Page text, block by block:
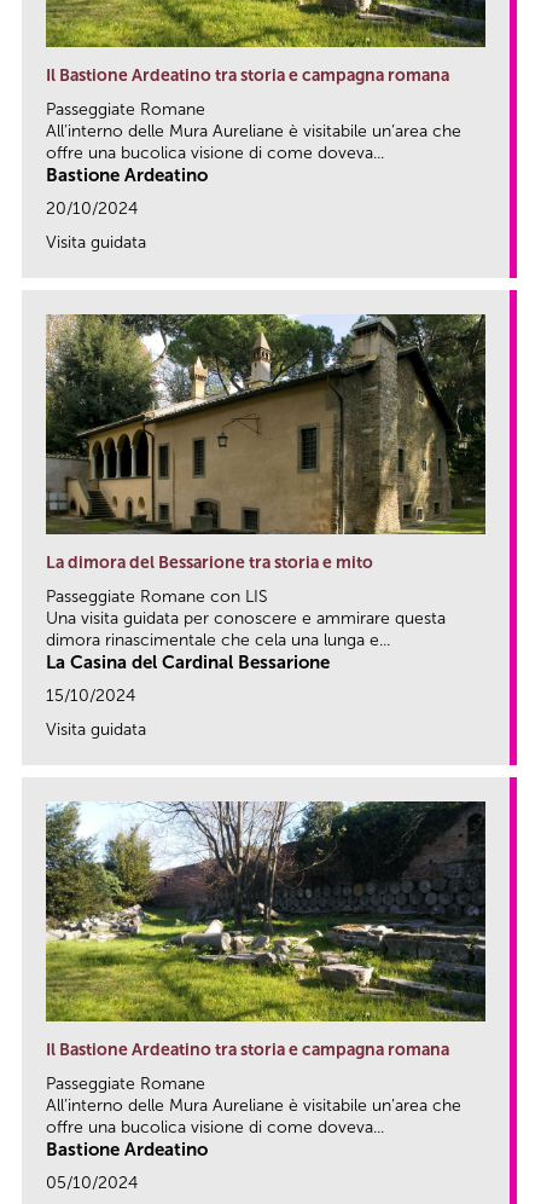
Il Bastione Ardeatino tra storia e campagna romana
Passeggiate Romane
All’interno delle Mura Aureliane è visitabile un’area che
offre una bucolica visione di come doveva...
Bastione Ardeatino
20/10/2024
Visita guidata
La dimora del Bessarione tra storia e mito
Passeggiate Romane con LIS
Una visita guidata per conoscere e ammirare questa
dimora rinascimentale che cela una lunga e...
La Casina del Cardinal Bessarione
15/10/2024
Visita guidata
Il Bastione Ardeatino tra storia e campagna romana
Passeggiate Romane
All’interno delle Mura Aureliane è visitabile un’area che
offre una bucolica visione di come doveva...
Bastione Ardeatino
05/10/2024